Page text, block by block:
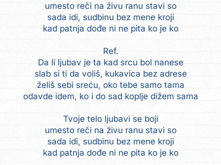
umesto reči na živu ranu stavi so
sada idi, sudbinu bez mene kroji
kad patnja dođe ni ne pita ko je ko
Ref.
Da li ljubav je ta kad srcu bol nanese
slab si ti da voliš, kukavica bez adrese
želiš sebi sreću, oko tebe samo tama
odavde idem, ko i do sad koplje dižem sama
Tvoje telo ljubavi se boji
umesto reči na živu ranu stavi so
sada idi, sudbinu bez mene kroji
kad patnja dođe ni ne pita ko je ko